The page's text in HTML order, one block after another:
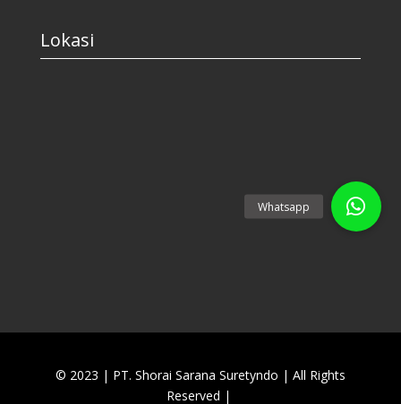
Lokasi
© 2023 | PT. Shorai Sarana Suretyndo | All Rights
Reserved |